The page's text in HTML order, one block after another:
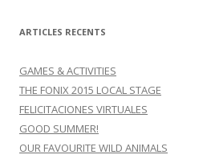
ARTICLES RECENTS
GAMES & ACTIVITIES
THE FONIX 2015 LOCAL STAGE
FELICITACIONES VIRTUALES
GOOD SUMMER!
OUR FAVOURITE WILD ANIMALS